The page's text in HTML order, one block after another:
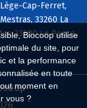
Biocoop utilise
du site, pour
et la performance
en toute
moment en
vous ?
Cap-Ferret,
33260 La
33680 Le Porge,